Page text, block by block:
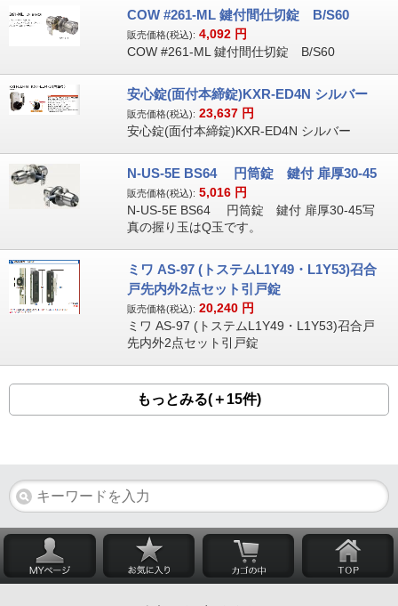
COW #261-ML 鍵付間仕切錠 B/S60
販売価格(税込): 4,092 円
COW #261-ML 鍵付間仕切錠 B/S60
安心錠(面付本締錠)KXR-ED4N シルバー
販売価格(税込): 23,637 円
安心錠(面付本締錠)KXR-ED4N シルバー
N-US-5E BS64 円筒錠 鍵付 扉厚30-45
販売価格(税込): 5,016 円
N-US-5E BS64 円筒錠 鍵付 扉厚30-45写
真の握り玉はQ玉です。
ミワ AS-97 (トステムL1Y49・L1Y53)召合
戸先内外2点セット引戸錠
販売価格(税込): 20,240 円
ミワ AS-97 (トステムL1Y49・L1Y53)召合戸
先内外2点セット引戸錠
もっとみる(＋15件)